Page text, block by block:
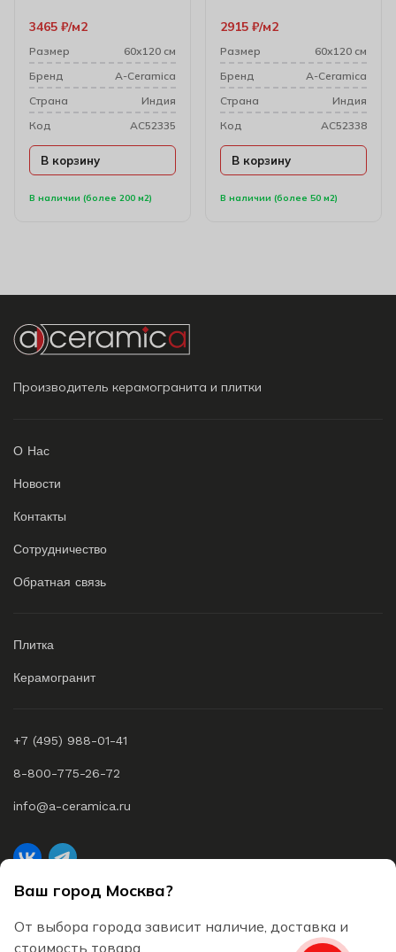
Ваш город Москва?
От выбора города зависит наличие, доставка и
стоимость товара.
В наличии (более 200 м2)
3465 ₽ м2
Размер
60х120 см
Бренд
A-Ceramica
Cтрана
Индия
Код
AC52335
В корзину
В наличии (более 50 м2)
2915 ₽ м2
Размер
60х120 см
Бренд
A-Ceramica
Cтрана
Индия
Код
AC52338
В корзину
Производитель керамогранита и плитки
О Нас
Новости
Контакты
Сотрудничество
Обратная связь
Плитка
Керамогранит
+7 (495) 988-01-41
8-800-775-26-72
info@a-ceramica.ru
Согласие на обработку персональных данных